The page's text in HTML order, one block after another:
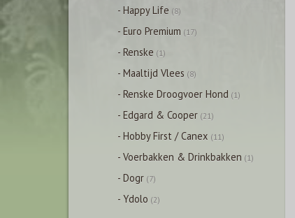
- Happy Life (8)
- Euro Premium (17)
- Renske (1)
- Maaltijd Vlees (8)
- Renske Droogvoer Hond (1)
- Edgard & Cooper (21)
- Hobby First / Canex (11)
- Voerbakken & Drinkbakken (1)
- Dogr (7)
- Ydolo (2)